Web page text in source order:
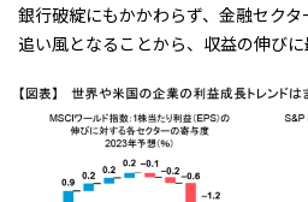
銀行破綻にもかかわらず、金融セク
追い風となることから、収益の伸びに